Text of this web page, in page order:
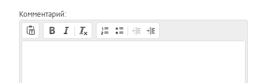
Комментарий: